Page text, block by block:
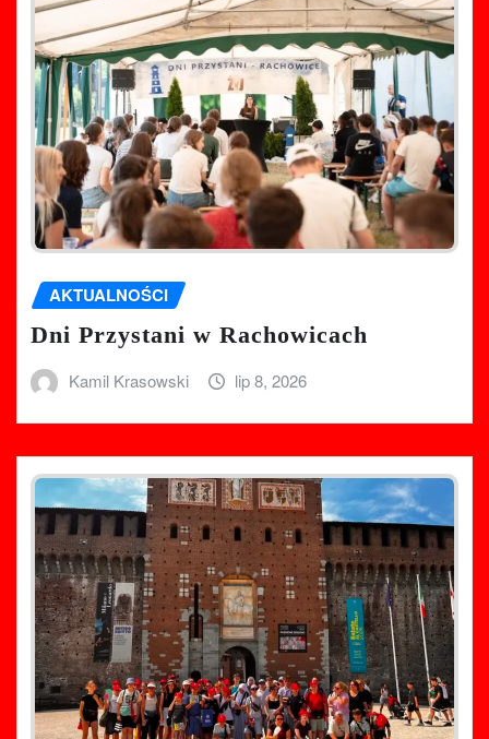
AKTUALNOŚCI
Dni Przystani w Rachowicach
Kamil Krasowski lip 8, 2026